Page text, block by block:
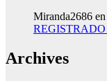
Miranda2686 en
Archives